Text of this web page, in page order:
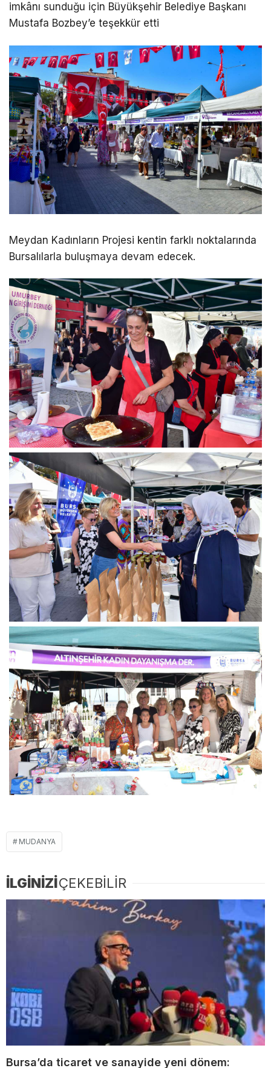
imkânı sunduğu için Büyükşehir Belediye Başkanı
Mustafa Bozbey’e teşekkür etti
Meydan Kadınların Projesi kentin farklı noktalarında
Bursalılarla buluşmaya devam edecek.
MUDANYA
İLGİNİZİÇEKEBİLİR
Bursa’da ticaret ve sanayide yeni dönem: